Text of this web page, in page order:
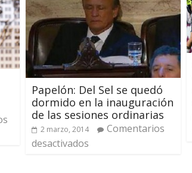
Papelón: Del Sel se quedó
dormido en la inauguración
de las sesiones ordinarias
2 marzo, 2014
Comentarios
desactivados